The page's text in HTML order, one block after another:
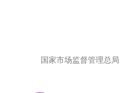
国家市场监督管理总局